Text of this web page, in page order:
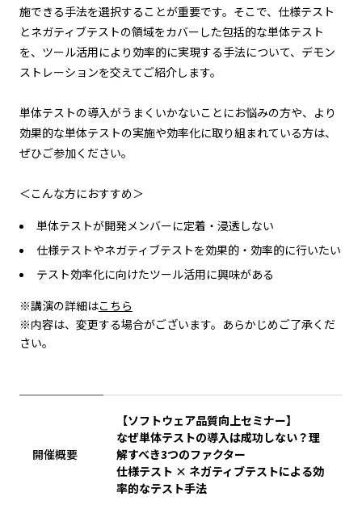
施できる手法を選択することが重要です。そこで、仕様テスト
とネガティブテストの領域をカバーした包括的な単体テスト
を、ツール活用により効率的に実現する手法について、デモン
ストレーションを交えてご紹介します。
単体テストの導入がうまくいかないことにお悩みの方や、より
効果的な単体テストの実施や効率化に取り組まれている方は、
ぜひご参加ください。
＜こんな方におすすめ＞
単体テストが開発メンバーに定着・浸透しない
仕様テストやネガティブテストを効果的・効率的に行いたい
テスト効率化に向けたツール活用に興味がある
※講演の詳細はこちら
※内容は、変更する場合がございます。あらかじめご了承くだ
さい。
開催概要
【ソフトウェア品質向上セミナー】
なぜ単体テストの導入は成功しない？理
解すべき3つのファクター
仕様テスト × ネガティブテストによる効
率的なテスト手法